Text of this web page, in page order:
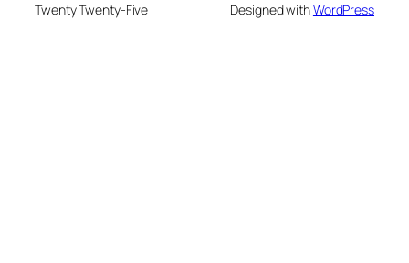
Twenty Twenty-Five Designed withWordPress